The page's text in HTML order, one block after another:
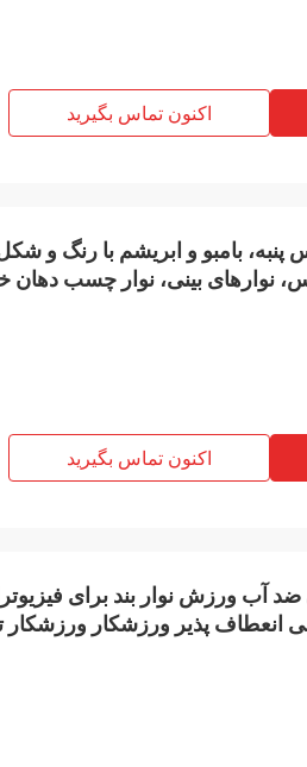
اکنون تماس بگیرید
بامبو و ابریشم با رنگ و
نوارهای بینی، نوار چسب دهان
اکنون تماس بگیرید
آب ورزش نوار بند برای
پذیر ورزشکار ورزشکار